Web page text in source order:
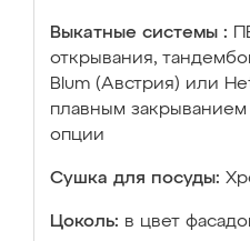
Выкатные системы :
открывания,
Blum (Австрия) или
плавным
опции
Сушка для посуды:
Цоколь: в цвет